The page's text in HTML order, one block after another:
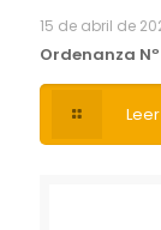
15 de abril de
Ordenanza